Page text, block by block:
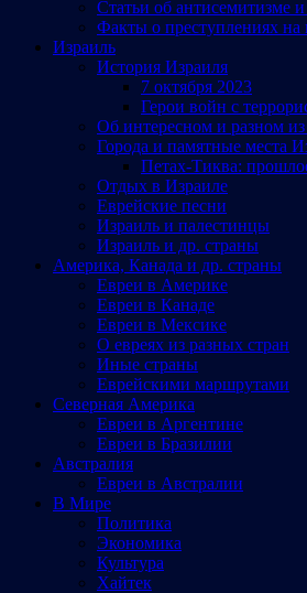
Статьи об антисемитизме
Факты о преступлениях на
Израиль
История Израиля
7 октября 2023
Герои войн с
Об интересном и разном
Города и памятные места
Петах-Тиква:
Отдых в Израиле
Еврейские песни
Израиль и палестинцы
Израиль и др. страны
Америка, Канада и др. страны
Евреи в Америке
Евреи в Канаде
Евреи в Мексике
О евреях из разных стран
Иные страны
Еврейскими маршрутами
Северная Америка
Евреи в Аргентине
Евреи в Бразилии
Австралия
Евреи в Австралии
В Мире
Политика
Экономика
Культура
Хайтек